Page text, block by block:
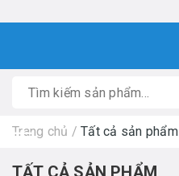
Trang chủ / Tất cả sản phẩm
TẤT CẢ SẢN PHẨM